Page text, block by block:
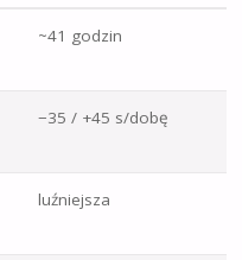
~41 godzin
−35 / +45 s/dobę
luźniejsza